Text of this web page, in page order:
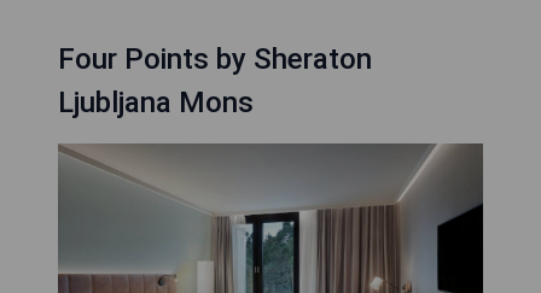
Four Points by Sheraton
Ljubljana Mons